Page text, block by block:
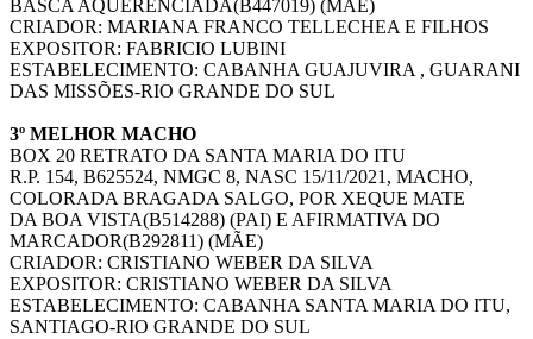
BASCA AQUERENCIADA(B447019) (MÃE)
CRIADOR: MARIANA FRANCO TELLECHEA E FILHOS
EXPOSITOR: FABRICIO LUBINI
ESTABELECIMENTO: CABANHA GUAJUVIRA , GUARANI
DAS MISSÕES-RIO GRANDE DO SUL
3º MELHOR MACHO
BOX 20 RETRATO DA SANTA MARIA DO ITU
R.P. 154, B625524, NMGC 8, NASC 15/11/2021, MACHO,
COLORADA BRAGADA SALGO, POR XEQUE MATE
DA BOA VISTA(B514288) (PAI) E AFIRMATIVA DO
MARCADOR(B292811) (MÃE)
CRIADOR: CRISTIANO WEBER DA SILVA
EXPOSITOR: CRISTIANO WEBER DA SILVA
ESTABELECIMENTO: CABANHA SANTA MARIA DO ITU,
SANTIAGO-RIO GRANDE DO SUL